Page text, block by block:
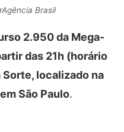
Brasil
2.950 da Mega-
das 21h (horário
Sorte, localizado na
São Paulo.